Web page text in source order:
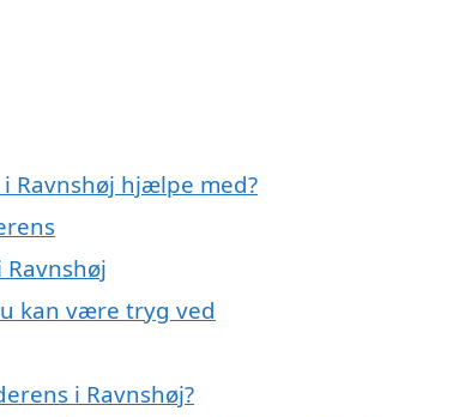
Ravnshøj hjælpe med?
kan være tryg ved
i Ravnshøj?